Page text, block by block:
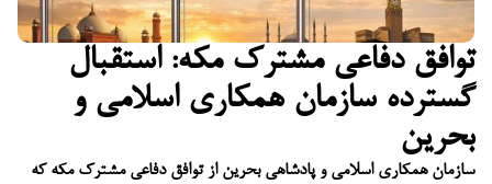
توافق دفاعی مشترک مکه: استقبال
گسترده سازمان همکاری اسلامی و
بحرین
سازمان همکاری اسلامی و پادشاهی بحرین از توافق دفاعی مشترک مکه که